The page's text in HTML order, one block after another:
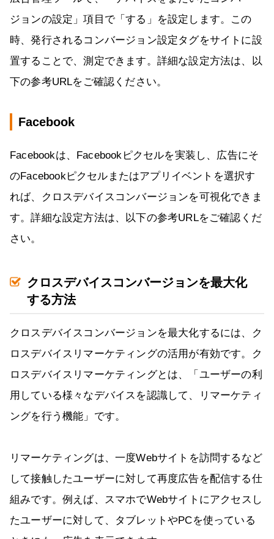
ジョンの設定」項目で「する」を設定します。この
時、発行されるコンバージョン設定タグをサイトに設
置することで、測定できます。詳細な設定方法は、以
下の参考URLをご確認ください。
Facebook
Facebookは、Facebookピクセルを実装し、広告にそ
のFacebookピクセルまたはアプリイベントを選択す
れば、クロスデバイスコンバージョンを可視化できま
す。詳細な設定方法は、以下の参考URLをご確認くだ
さい。
クロスデバイスコンバージョンを最大化
する方法
クロスデバイスコンバージョンを最大化するには、ク
ロスデバイスリマーケティングの活用が有効です。ク
ロスデバイスリマーケティングとは、「ユーザーの利
用している様々なデバイスを認識して、リマーケティ
ングを行う機能」です。
リマーケティングは、一度Webサイトを訪問するなど
して接触したユーザーに対して再度広告を配信する仕
組みです。例えば、スマホでWebサイトにアクセスし
たユーザーに対して、タブレットやPCを使っている